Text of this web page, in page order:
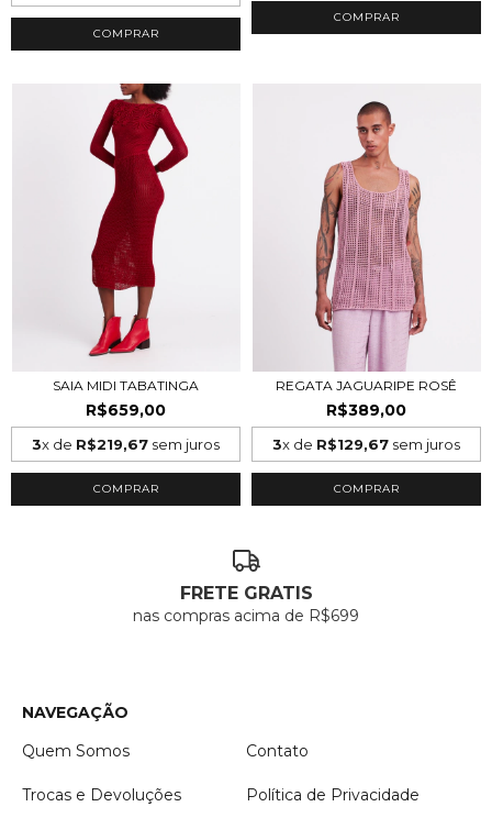
COMPRAR
COMPRAR
SAIA MIDI TABATINGA
R$659,00
3x de R$219,67 sem juros
COMPRAR
REGATA JAGUARIPE ROSÊ
R$389,00
3x de R$129,67 sem juros
COMPRAR
FRETE GRATIS
nas compras acima de R$699
NAVEGAÇÃO
Quem Somos
Contato
Trocas e Devoluções Política de Privacidade